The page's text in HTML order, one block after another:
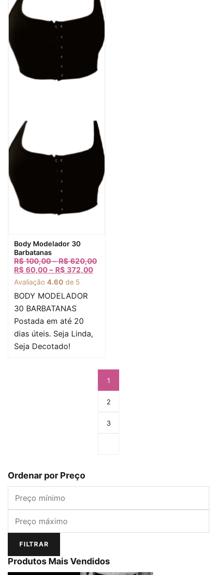
-84% Visualização rápida
Body Modelador 30
Barbatanas
R$100,00–R$620,00
R$ 60,00 – R$ 372,00
Avaliação 4.60 de 5
BODY MODELADOR
30 BARBATANAS
Postada em até 20
dias úteis. Seja Linda,
Seja Decotado!
1
2
3
Ordenar por Preço
FILTRAR
Produtos Mais Vendidos